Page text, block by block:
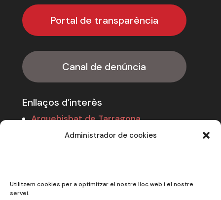
Administrador de cookies
Utilitzem cookies per a optimitzar el nostre lloc web i el nostre
servei.
Portal de transparència
Canal de denúncia
Enllaços d’interès
Arquebisbat de Tarragona
Càritas Catalunya
Entitats vinculades